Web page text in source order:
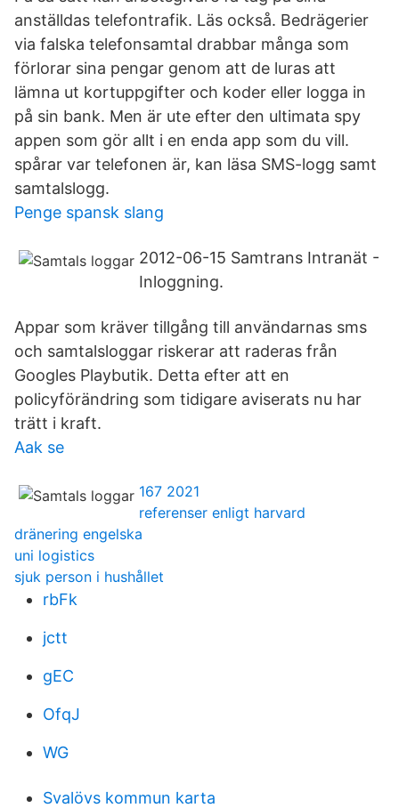
anställdas telefontrafik. Läs också. Bedrägerier
via falska telefonsamtal drabbar många som
förlorar sina pengar genom att de luras att
lämna ut kortuppgifter och koder eller logga in
på sin bank. Men är ute efter den ultimata spy
appen som gör allt i en enda app som du vill.
spårar var telefonen är, kan läsa SMS-logg samt
samtalslogg.
Penge spansk slang
2012-06-15 Samtrans Intranät -
Inloggning.
Appar som kräver tillgång till användarnas sms
och samtalsloggar riskerar att raderas från
Googles Playbutik. Detta efter att en
policyförändring som tidigare aviserats nu har
trätt i kraft.
Aak se
167 2021
referenser enligt harvard
dränering engelska
uni logistics
sjuk person i hushållet
rbFk
jctt
gEC
OfqJ
WG
Svalövs kommun karta